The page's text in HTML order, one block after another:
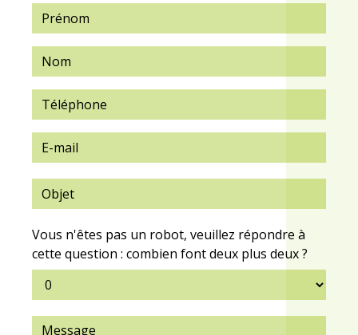
Vous n'êtes pas un robot, veuillez répondre à
cette question : combien font deux plus deux ?